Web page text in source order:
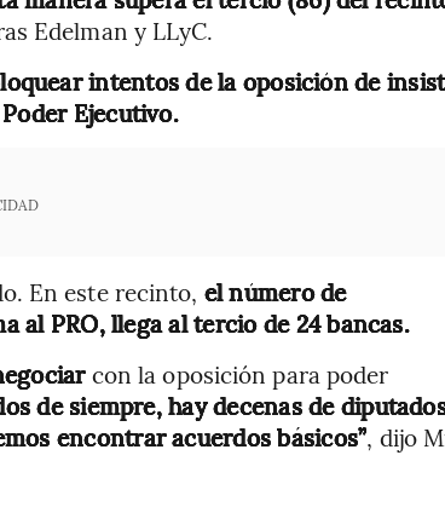
Edelman y LLyC.
intentos de la oposición de
Ejecutivo.
En este recinto, el número de
al PRO, llega al tercio de 24 bancas.
con la oposición para poder
de siempre, hay decenas de
encontrar acuerdos básicos”, dijo